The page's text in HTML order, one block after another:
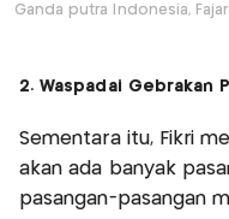
Ganda putra Indonesia,
2. Waspadai Gebrakan
Sementara itu, Fikri
akan ada banyak
pasangan-pasangan